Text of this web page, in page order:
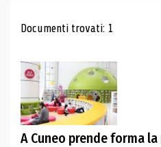
Risultati di
Documenti trovati: 1
A Cuneo prende forma